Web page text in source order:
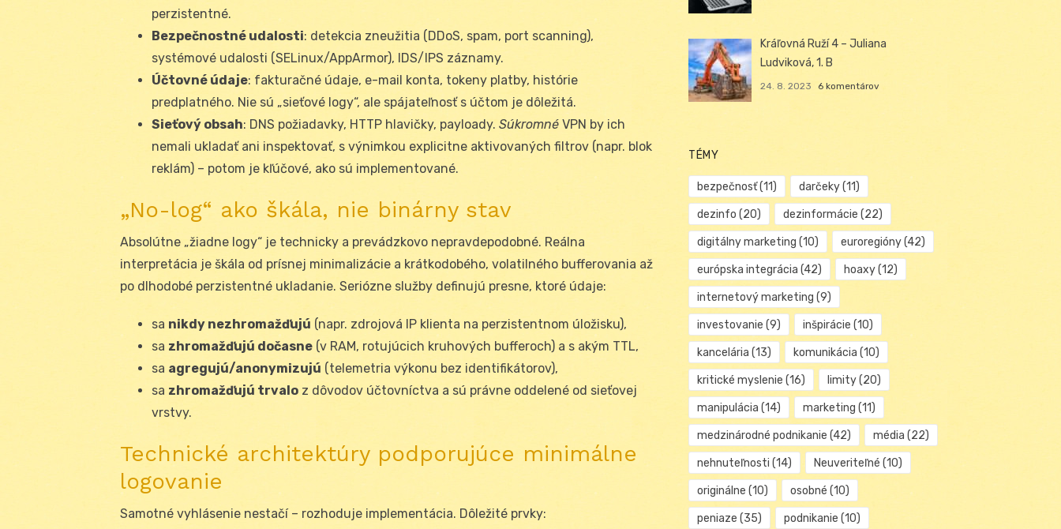
perzistentné.
Bezpečnostné udalosti: detekcia zneužitia (DDoS, spam, port scanning),
systémové udalosti (SELinux/AppArmor), IDS/IPS záznamy.
Účtovné údaje: fakturačné údaje, e-mail konta, tokeny platby, histórie
predplatného. Nie sú „sieťové logy“, ale spájateľnosť s účtom je dôležitá.
Sieťový obsah: DNS požiadavky, HTTP hlavičky, payloady. Súkromné VPN by ich
nemali ukladať ani inspektovať, s výnimkou explicitne aktivovaných filtrov (napr. blok
reklám) – potom je kľúčové, ako sú implementované.
„No-log“ ako škála, nie binárny stav
Absolútne „žiadne logy“ je technicky a prevádzkovo nepravdepodobné. Reálna
interpretácia je škála od prísnej minimalizácie a krátkodobého, volatilného bufferovania až
po dlhodobé perzistentné ukladanie. Seriózne služby definujú presne, ktoré údaje:
sa nikdy nezhromažďujú (napr. zdrojová IP klienta na perzistentnom úložisku),
sa zhromažďujú dočasne (v RAM, rotujúcich kruhových bufferoch) a s akým TTL,
sa agregujú/anonymizujú (telemetria výkonu bez identifikátorov),
sa zhromažďujú trvalo z dôvodov účtovníctva a sú právne oddelené od sieťovej
vrstvy.
Technické architektúry podporujúce minimálne
logovanie
Samotné vyhlásenie nestačí – rozhoduje implementácia. Dôležité prvky:
Kráľovná Ruží 4 – Juliana
Ludviková, 1. B
24. 8. 2023 6 komentárov
TÉMY
bezpečnosť(11) darčeky(11)
dezinfo (20) dezinformácie (22)
digitálny marketing (10) euroregióny(42)
európska integrácia (42) hoaxy(12)
internetový marketing (9)
investovanie (9) inšpirácie (10)
kancelária (13) komunikácia (10)
kritické myslenie (16) limity(20)
manipulácia (14) marketing (11)
medzinárodné podnikanie (42) média (22)
nehnuteľnosti (14) Neuveriteľné (10)
originálne (10) osobné (10)
peniaze (35) podnikanie (10)